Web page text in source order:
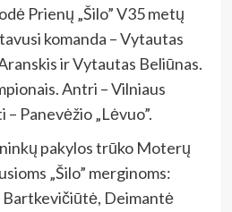
Prienų „Šilo” V35 metų
komanda – Vytautas
ir Vytautas Beliūnas.
Antri – Vilniaus
– Panevėžio „Lėvuo”.
pakylos trūko Moterų
„Šilo” merginoms:
Deimantė